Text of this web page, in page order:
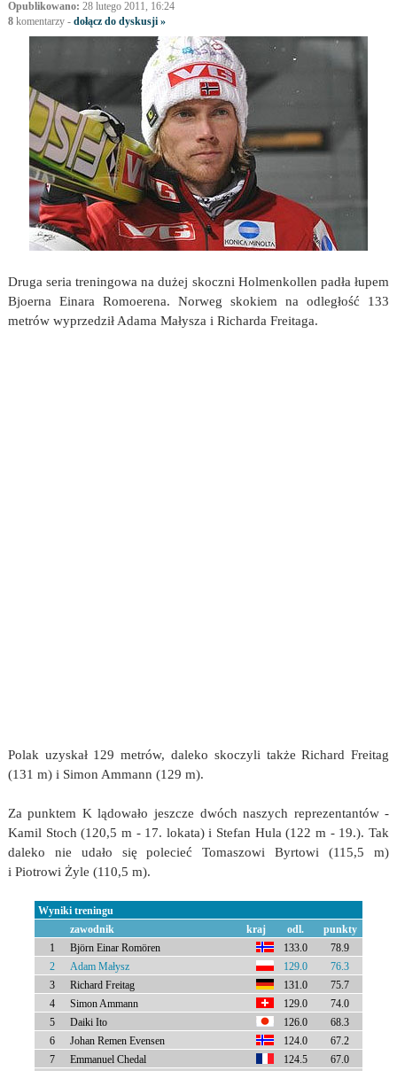
Opublikowano: 28 lutego 2011, 16:24
8komentarzy- dołącz do dyskusji »
Druga seria treningowa na dużej skoczni Holmenkollen padła łupem
Bjoerna Einara Romoerena. Norweg skokiem na odległość 133
metrów wyprzedził Adama Małysza i Richarda Freitaga.
Polak uzyskał 129 metrów, daleko skoczyli także Richard Freitag
(131 m) i Simon Ammann (129 m).
Za punktem K lądowało jeszcze dwóch naszych reprezentantów -
Kamil Stoch (120,5 m - 17. lokata) i Stefan Hula (122 m - 19.). Tak
daleko nie udało się polecieć Tomaszowi Byrtowi (115,5 m)
i Piotrowi Żyle (110,5 m).
Wyniki treningu
zawodnik
kraj odl.
punkty
1
Björn Einar Romören 133.0
78.9
2
Adam Małysz 129.0
76.3
3
Richard Freitag 131.0
75.7
4
Simon Ammann 129.0
74.0
5
Daiki Ito 126.0
68.3
6
Johan Remen Evensen 124.0
67.2
7
Emmanuel Chedal 124.5
67.0